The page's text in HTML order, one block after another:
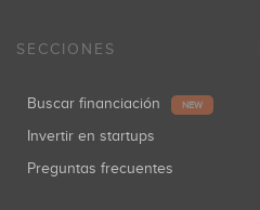
SECCIONES
Buscar financiación NEW
Invertir en startups
Preguntas frecuentes